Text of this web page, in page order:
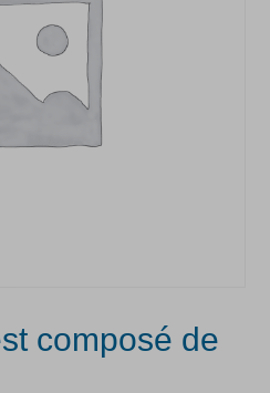
composé de